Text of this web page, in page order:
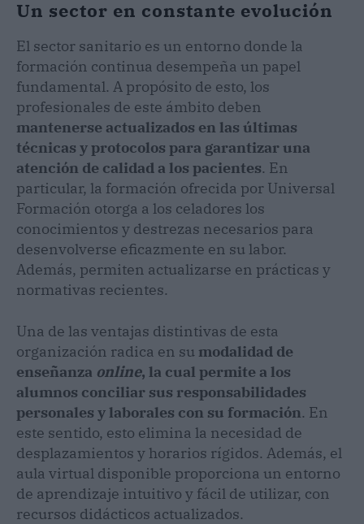
Un sector en constante evolución
El sector sanitario es un entorno donde la
formación continua desempeña un papel
fundamental. A propósito de esto, los
profesionales de este ámbito deben
mantenerse actualizados en las últimas
técnicas y protocolos para garantizar una
atención de calidad a los pacientes. En
particular, la formación ofrecida por Universal
Formación otorga a los celadores los
conocimientos y destrezas necesarios para
desenvolverse eficazmente en su labor.
Además, permiten actualizarse en prácticas y
normativas recientes.
Una de las ventajas distintivas de esta
organización radica en su modalidad de
enseñanza online, la cual permite a los
alumnos conciliar sus responsabilidades
personales y laborales con su formación. En
este sentido, esto elimina la necesidad de
desplazamientos y horarios rígidos. Además, el
aula virtual disponible proporciona un entorno
de aprendizaje intuitivo y fácil de utilizar, con
recursos didácticos actualizados.